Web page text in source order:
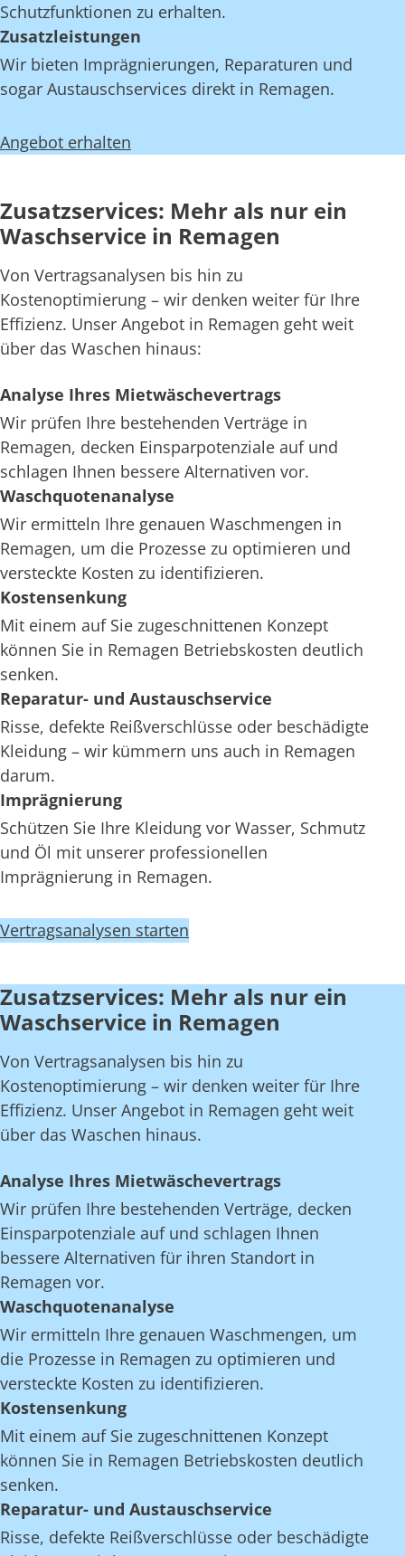
Schutzfunktionen zu erhalten.
Zusatzleistungen
Wir bieten Imprägnierungen, Reparaturen und
sogar Austauschservices direkt in Remagen.
Angebot erhalten
Zusatzservices: Mehr als nur ein
Waschservice in Remagen
Von Vertragsanalysen bis hin zu
Kostenoptimierung – wir denken weiter für Ihre
Effizienz. Unser Angebot in Remagen geht weit
über das Waschen hinaus:
Analyse Ihres Mietwäschevertrags
Wir prüfen Ihre bestehenden Verträge in
Remagen, decken Einsparpotenziale auf und
schlagen Ihnen bessere Alternativen vor.
Waschquotenanalyse
Wir ermitteln Ihre genauen Waschmengen in
Remagen, um die Prozesse zu optimieren und
versteckte Kosten zu identifizieren.
Kostensenkung
Mit einem auf Sie zugeschnittenen Konzept
können Sie in Remagen Betriebskosten deutlich
senken.
Reparatur- und Austauschservice
Risse, defekte Reißverschlüsse oder beschädigte
Kleidung – wir kümmern uns auch in Remagen
darum.
Imprägnierung
Schützen Sie Ihre Kleidung vor Wasser, Schmutz
und Öl mit unserer professionellen
Imprägnierung in Remagen.
Vertragsanalysen starten
Zusatzservices: Mehr als nur ein
Waschservice in Remagen
Von Vertragsanalysen bis hin zu
Kostenoptimierung – wir denken weiter für Ihre
Effizienz. Unser Angebot in Remagen geht weit
über das Waschen hinaus.
Analyse Ihres Mietwäschevertrags
Wir prüfen Ihre bestehenden Verträge, decken
Einsparpotenziale auf und schlagen Ihnen
bessere Alternativen für ihren Standort in
Remagen vor.
Waschquotenanalyse
Wir ermitteln Ihre genauen Waschmengen, um
die Prozesse in Remagen zu optimieren und
versteckte Kosten zu identifizieren.
Kostensenkung
Mit einem auf Sie zugeschnittenen Konzept
können Sie in Remagen Betriebskosten deutlich
senken.
Reparatur- und Austauschservice
Risse, defekte Reißverschlüsse oder beschädigte